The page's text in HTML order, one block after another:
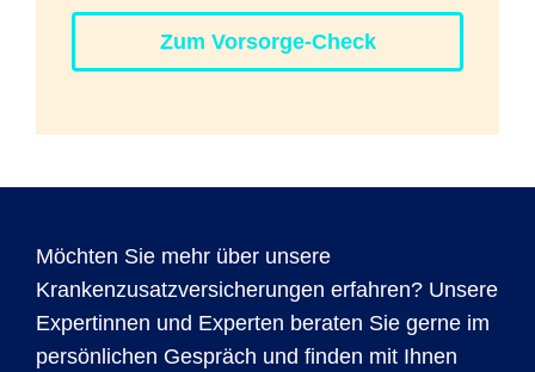
Zum Vorsorge-Check
Möchten Sie mehr über unsere
Krankenzusatzversicherungen erfahren? Unsere
Expertinnen und Experten beraten Sie gerne im
persönlichen Gespräch und finden mit Ihnen